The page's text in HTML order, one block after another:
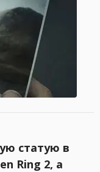
статую в
Ring 2, а